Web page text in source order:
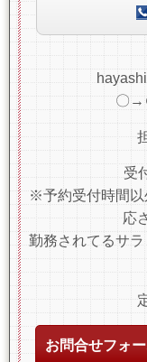
〇→
受
※予約受付時間以
応
勤務されてるサ
お問合せフォ